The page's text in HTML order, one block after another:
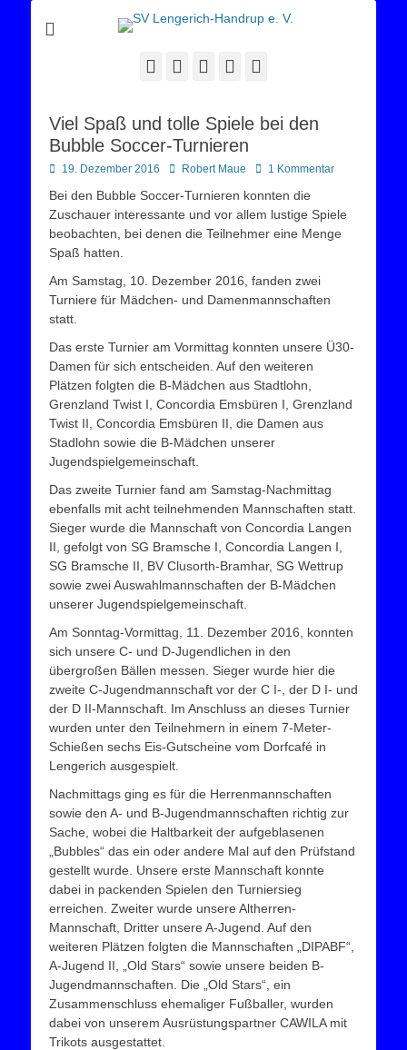
SV Lengerich-
Handrup e. V.
Sportverein Lengerich Handrup
Facebook
Twitter YouTube
Viel Spaß und tolle Spiele bei den
Bubble Soccer-Turnieren
Posted
19. Dezember 2016 AutorRobert Maue 1 Kommentar
Bei den Bubble Soccer-Turnieren konnten die
Zuschauer interessante und vor allem lustige Spiele
beobachten, bei denen die Teilnehmer eine Menge
Spaß hatten.
Am Samstag, 10. Dezember 2016, fanden zwei
Turniere für Mädchen- und Damenmannschaften
statt.
Das erste Turnier am Vormittag konnten unsere Ü30-
Damen für sich entscheiden. Auf den weiteren
Plätzen folgten die B-Mädchen aus Stadtlohn,
Grenzland Twist I, Concordia Emsbüren I, Grenzland
Twist II, Concordia Emsbüren II, die Damen aus
Stadlohn sowie die B-Mädchen unserer
Jugendspielgemeinschaft.
Das zweite Turnier fand am Samstag-Nachmittag
ebenfalls mit acht teilnehmenden Mannschaften statt.
Sieger wurde die Mannschaft von Concordia Langen
II, gefolgt von SG Bramsche I, Concordia Langen I,
SG Bramsche II, BV Clusorth-Bramhar, SG Wettrup
sowie zwei Auswahlmannschaften der B-Mädchen
unserer Jugendspielgemeinschaft.
Am Sonntag-Vormittag, 11. Dezember 2016, konnten
sich unsere C- und D-Jugendlichen in den
übergroßen Bällen messen. Sieger wurde hier die
zweite C-Jugendmannschaft vor der C I-, der D I- und
der D II-Mannschaft. Im Anschluss an dieses Turnier
wurden unter den Teilnehmern in einem 7-Meter-
Schießen sechs Eis-Gutscheine vom Dorfcafé in
Lengerich ausgespielt.
Nachmittags ging es für die Herrenmannschaften
sowie den A- und B-Jugendmannschaften richtig zur
Sache, wobei die Haltbarkeit der aufgeblasenen
„Bubbles“ das ein oder andere Mal auf den Prüfstand
gestellt wurde. Unsere erste Mannschaft konnte
dabei in packenden Spielen den Turniersieg
erreichen. Zweiter wurde unsere Altherren-
Mannschaft, Dritter unsere A-Jugend. Auf den
weiteren Plätzen folgten die Mannschaften „DIPABF“,
A-Jugend II, „Old Stars“ sowie unsere beiden B-
Jugendmannschaften. Die „Old Stars“, ein
Zusammenschluss ehemaliger Fußballer, wurden
dabei von unserem Ausrüstungspartner CAWILA mit
Trikots ausgestattet.